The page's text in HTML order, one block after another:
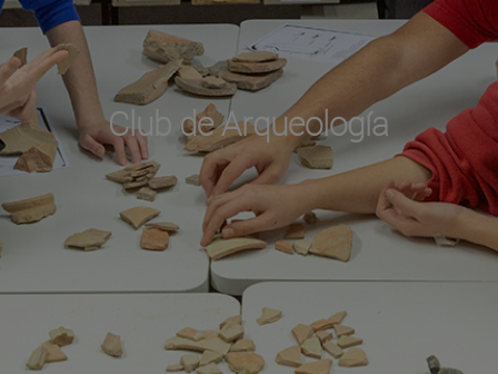
Club de Arqueología